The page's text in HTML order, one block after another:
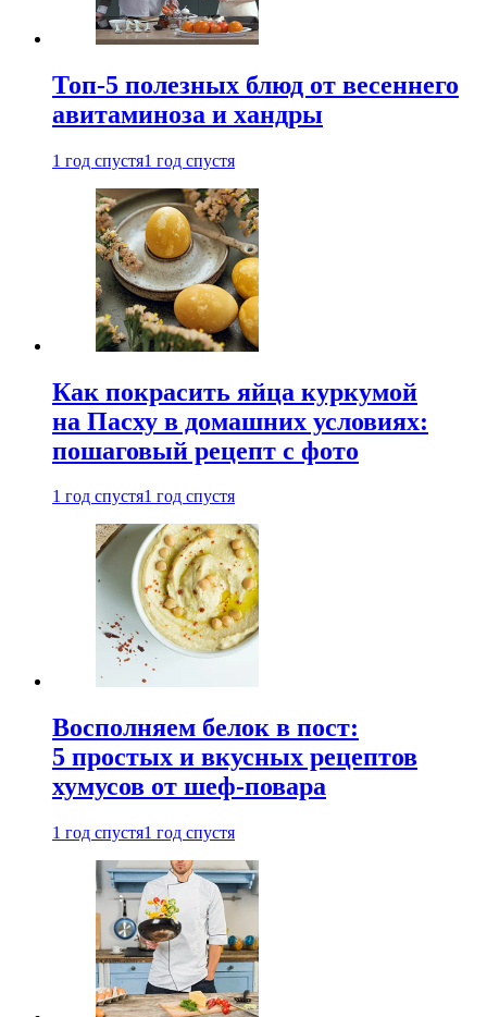
Топ-5 полезных блюд от весеннего
авитаминоза и хандры
1 год спустя1 год спустя
Как покрасить яйца куркумой
на Пасху в домашних условиях:
пошаговый рецепт с фото
1 год спустя1 год спустя
Восполняем белок в пост:
5 простых и вкусных рецептов
хумусов от шеф-повара
1 год спустя1 год спустя